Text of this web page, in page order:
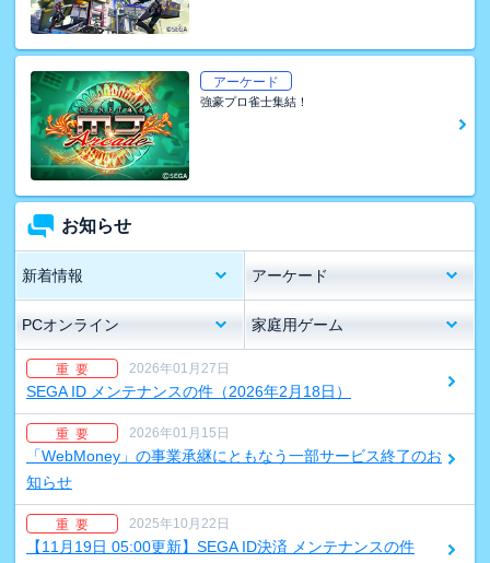
アーケード
強豪プロ雀士集結！
お知らせ
新着情報 アーケード
PCオンライン 家庭用ゲーム
2026年01月27日
重 要
SEGA ID メンテナンスの件（2026年2月18日）
2026年01月15日
重 要
「WebMoney」の事業承継にともなう一部サービス終了のお
知らせ
2025年10月22日
重 要
【11月19日 05:00更新】SEGA ID決済 メンテナンスの件